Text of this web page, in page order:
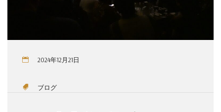
2024年12月21日
ブログ